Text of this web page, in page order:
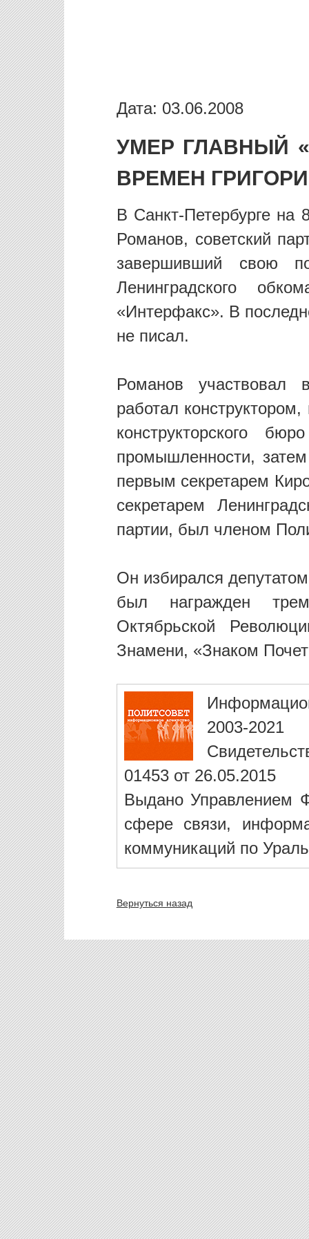
Дата: 03.06.2008
УМЕР ГЛАВНЫЙ
ВРЕМЕН
В Санкт-Петербурге на
Романов, советский
завершивший свою
Ленинградского
«Интерфакс». В
не писал.
Романов участвовал
работал
конструкторского
промышленности,
первым секретарем
секретарем
партии, был членом
Он избирался
был награжден
Октябрьской
Знамени, «Знаком
2003-2021
01453 от 26.05.2015
Выдано Управлением
сфере связи,
коммуникаций по
Вернуться назад